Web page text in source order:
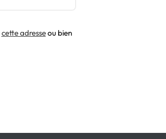
cette adresseou bien